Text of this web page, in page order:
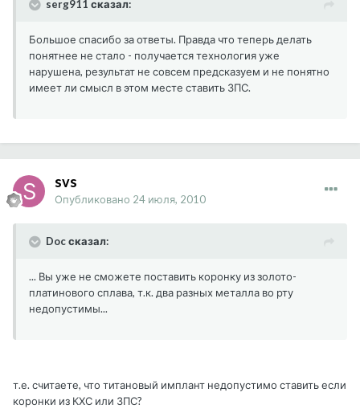
serg911 сказал:
Большое спасибо за ответы. Правда что теперь делать
понятнее не стало - получается технология уже
нарушена, результат не совсем предсказуем и не понятно
имеет ли смысл в этом месте ставить ЗПС.
svs
Опубликовано 24 июля, 2010
Doc сказал:
... Вы уже не сможете поставить коронку из золото-
платинового сплава, т.к. два разных металла во рту
недопустимы...
т.е. считаете, что титановый имплант недопустимо ставить если
коронки из КХС или ЗПС?